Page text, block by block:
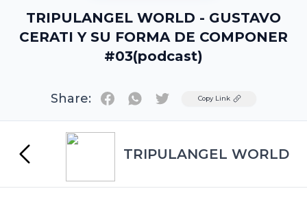
TRIPULANGEL WORLD - GUSTAVO
CERATI Y SU FORMA DE COMPONER
#03(podcast)
Share: TwitterCopy Link
TRIPULANGEL WORLD